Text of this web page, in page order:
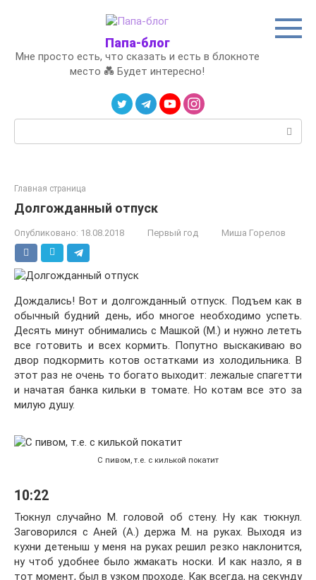
Папа-блог
Мне просто есть, что сказать и есть в блокноте
место 💑 Будет интересно!
Главная страница
Долгожданный отпуск
Опубликовано: 18.08.2018 Первый год Миша Горелов
Дождались! Вот и долгожданный отпуск. Подъем как в
обычный будний день, ибо многое необходимо успеть.
Десять минут обнимались с Машкой (М.) и нужно лететь
все готовить и всех кормить. Попутно выскакиваю во
двор подкормить котов остатками из холодильника. В
этот раз не очень то богато выходит: лежалые спагетти
и начатая банка кильки в томате. Но котам все это за
милую душу.
С пивом, т.е. с килькой покатит
10:22
Тюкнул случайно М. головой об стену. Ну как тюкнул.
Заговорился с Аней (А.) держа М. на руках. Выходя из
кухни детеныш у меня на руках решил резко наклонится,
ну чтоб удобнее было жмакать носки. И как назло, я в
тот момент, был в узком проходе. Как всегда, на секунду